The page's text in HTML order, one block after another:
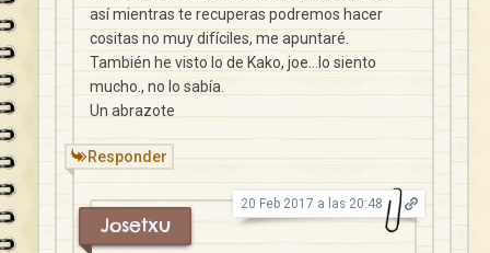
así mientras te recuperas podremos hacer
cositas no muy difíciles, me apuntaré.
También he visto lo de Kako, joe…lo siento
mucho., no lo sabía.
Un abrazote
Responder
Josetxu
20 Feb 2017 a las 20:48